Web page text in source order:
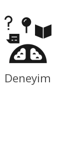
Deneyim